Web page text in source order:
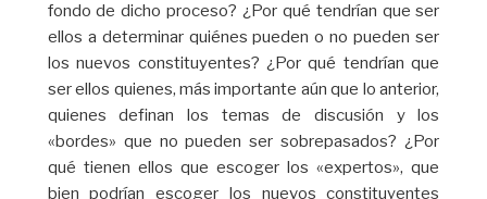
fondo de dicho proceso? ¿Por qué tendrían que ser
ellos a determinar quiénes pueden o no pueden ser
los nuevos constituyentes? ¿Por qué tendrían que
ser ellos quienes, más importante aún que lo anterior,
quienes definan los temas de discusión y los
«bordes» que no pueden ser sobrepasados? ¿Por
qué tienen ellos que escoger los «expertos», que
bien podrían escoger los nuevos constituyentes